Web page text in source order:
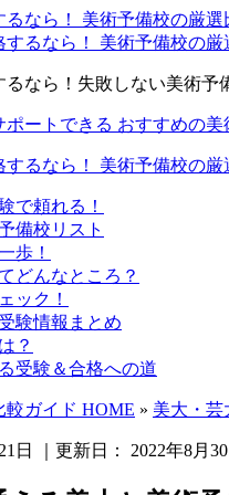
なら！ 美術予備校の厳選
るなら！失敗しない美術予
で頼れる！
備校リスト
歩！
どんなところ？
ック！
験情報まとめ
？
受験＆合格への道
較ガイド HOME » 美大・芸
日 ｜更新日： 2022年8月30